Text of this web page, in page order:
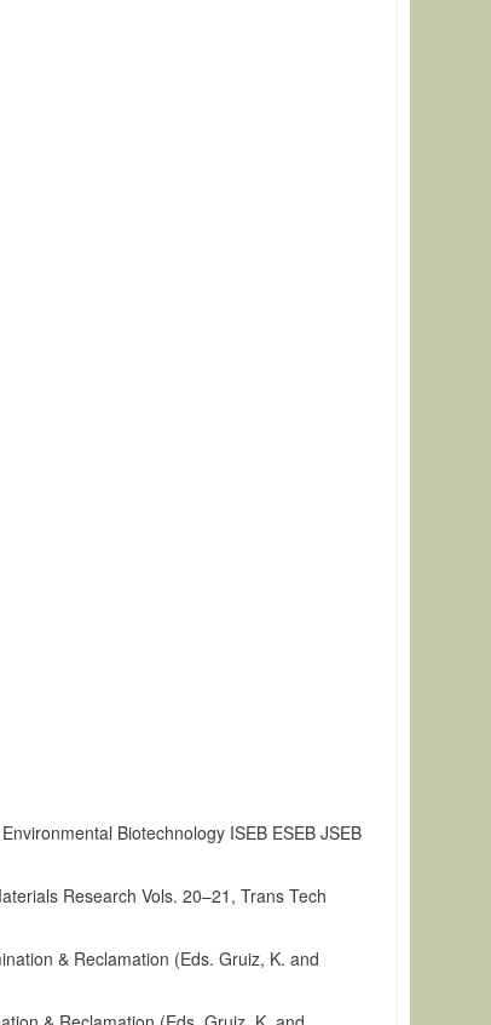
Biotechnology ISEB ESEB JSEB
Research Vols. 20–21, Trans Tech
& Reclamation (Eds. Gruiz, K. and